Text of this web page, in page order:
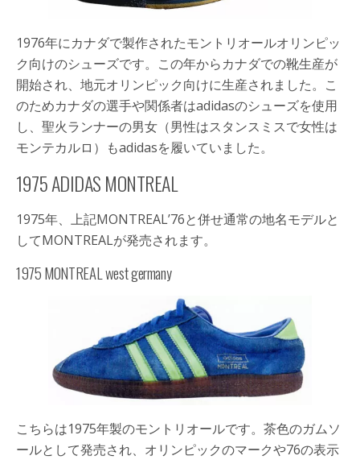
1976年にカナダで製作されたモントリオールオリンピッ
ク向けのシューズです。この年からカナダでの靴生産が
開始され、地元オリンピック向けに生産されました。こ
のためカナダの選手や関係者はadidasのシューズを使用
し、聖火ランナーの男女（男性はスタンスミスで女性は
モンテカルロ）もadidasを履いていました。
1975 ADIDAS MONTREAL
1975年、上記MONTREAL’76と併せ通常の地名モデルと
してMONTREALが発売されます。
1975 MONTREAL west germany
こちらは1975年製のモントリオールです。茶色のガムソ
ールとして発売され、オリンピックのマークや76の表示